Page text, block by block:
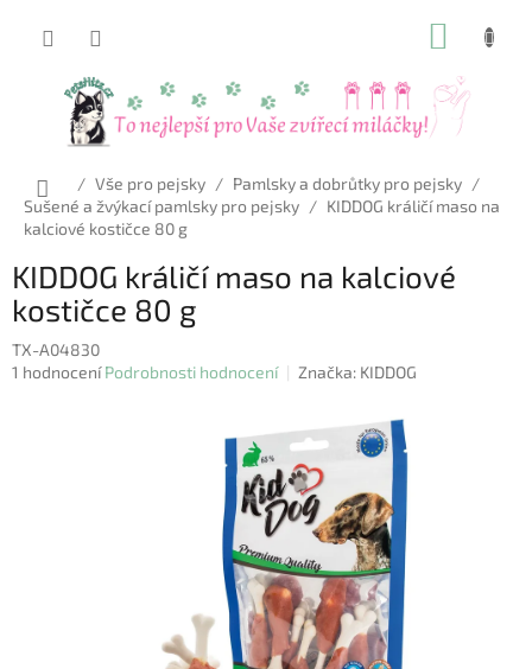
Domů
/ Vše pro pejsky / Pamlsky a dobrůtky pro pejsky /
Sušené a žvýkací pamlsky pro pejsky / KIDDOG králičí maso na
kalciové kostičce 80 g
KIDDOG králičí maso na kalciové
kostičce 80 g
TX-A04830
Průměrné
1 hodnocení Podrobnosti hodnocení Značka: KIDDOG